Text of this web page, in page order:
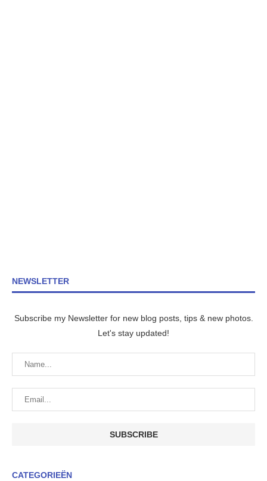
NEWSLETTER
Subscribe my Newsletter for new blog posts, tips & new photos.
Let's stay updated!
CATEGORIEËN